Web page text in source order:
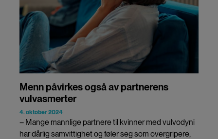
Menn påvirkes også av partnerens
vulvasmerter
4. oktober 2024
– Mange mannlige partnere til kvinner med vulvodyni
har dårlig samvittighet og føler seg som overgripere,